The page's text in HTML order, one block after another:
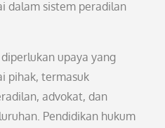
dalam sistem peradilan
upaya yang
pihak, termasuk
advokat, dan
Pendidikan hukum